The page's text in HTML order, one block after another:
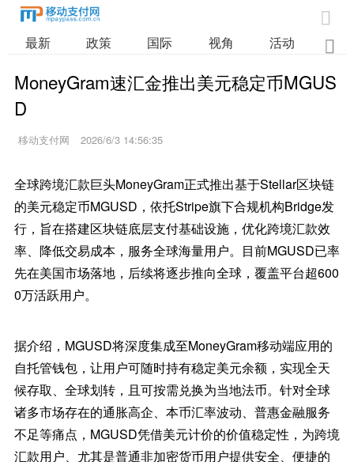

最新 政策 国际 视角 活动 业

MoneyGram速汇金推出美元稳定币MGUS
D
移动支付网 2026/6/3 14:56:35
全球跨境汇款巨头MoneyGram正式推出基于Stellar区块链
的美元稳定币MGUSD，依托Stripe旗下合规机构Bridge发
行，旨在搭建区块链底层支付基础设施，优化跨境汇款效
率、降低交易成本，服务全球海量用户。目前MGUSD已率
先在美国市场落地，后续将逐步推向全球，覆盖平台超600
0万活跃用户。
据介绍，MGUSD将深度集成至MoneyGram移动端应用的
自托管钱包，让用户可随时持有稳定美元余额，实现全天
候存取、全球划转，且可按需兑换为当地法币。针对全球
诸多市场存在的通胀高企、本币汇率波动、普惠金融服务
不足等痛点，MGUSD凭借美元计价的价值稳定性，为跨境
汇款用户、尤其是普通非加密货币用户提供安全、便捷的